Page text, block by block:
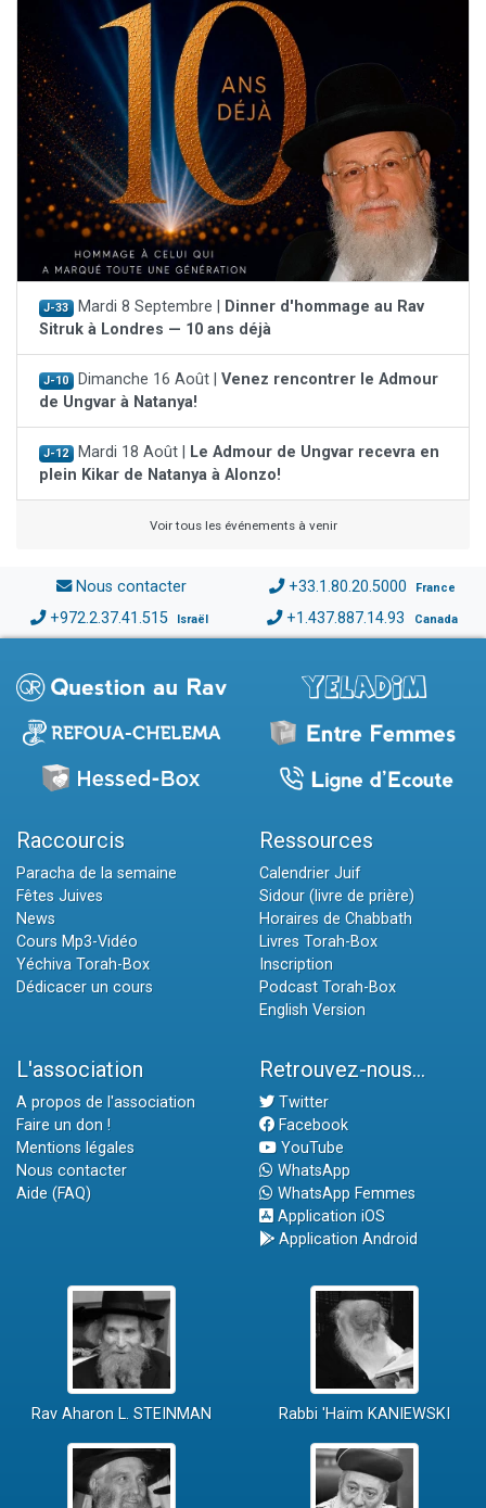
J-33 Mardi 8 Septembre |
Dinner d'hommage au Rav
Sitruk à Londres — 10 ans déjà
J-10 Dimanche 16 Août | Venez rencontrer le Admour
de Ungvar à Natanya!
J-12 Mardi 18 Août |
Le Admour de Ungvar recevra en
plein Kikar de Natanya à Alonzo!
Voir tous les événements à venir
Nous contacter +33.1.80.20.5000 France
+972.2.37.41.515 Israël +1.437.887.14.93 Canada
Raccourcis
Paracha de la semaine
Fêtes Juives
News
Cours Mp3-Vidéo
Yéchiva Torah-Box
Dédicacer un cours
Ressources
Calendrier Juif
Sidour (livre de prière)
Horaires de Chabbath
Livres Torah-Box
Inscription
Podcast Torah-Box
English Version
L'association
A propos de l'association
Faire un don !
Mentions légales
Nous contacter
Aide (FAQ)
Retrouvez-nous...
Twitter
Facebook
YouTube
WhatsApp
WhatsApp Femmes
Application iOS
Application Android
Rav Aharon L. STEINMAN Rabbi 'Haïm KANIEWSKI